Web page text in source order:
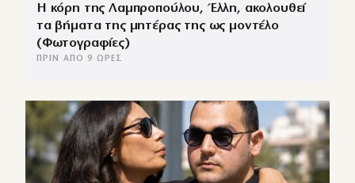
Η κόρη της Λαμπροπούλου, Έλλη, ακολουθεί
τα βήματα της μητέρας της ως μοντέλο
(Φωτογραφίες)
ΠΡΙΝ ΑΠΌ 9 ΏΡΕΣ